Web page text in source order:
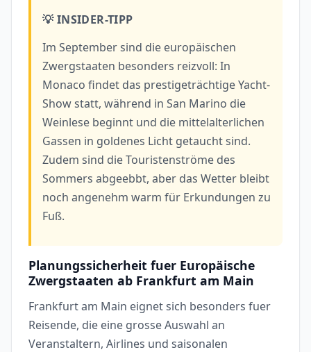
💡 INSIDER-TIPP
Im September sind die europäischen
Zwergstaaten besonders reizvoll: In
Monaco findet das prestigeträchtige Yacht-
Show statt, während in San Marino die
Weinlese beginnt und die mittelalterlichen
Gassen in goldenes Licht getaucht sind.
Zudem sind die Touristenströme des
Sommers abgeebbt, aber das Wetter bleibt
noch angenehm warm für Erkundungen zu
Fuß.
Planungssicherheit fuer Europäische
Zwergstaaten ab Frankfurt am Main
Frankfurt am Main eignet sich besonders fuer
Reisende, die eine grosse Auswahl an
Veranstaltern, Airlines und saisonalen